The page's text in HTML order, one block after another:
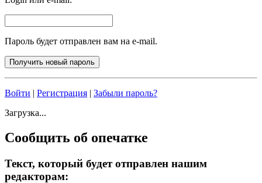
Пароль будет отправлен вам на e-mail.
Войти | Регистрация | Забыли пароль?
Загрузка...
Сообщить об опечатке
Текст, который будет отправлен нашим
редакторам: